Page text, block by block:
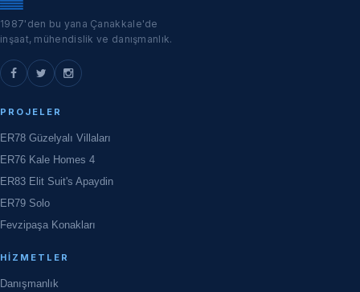
1987'den bu yana Çanakkale'de
inşaat, mühendislik ve danışmanlık.
PROJELER
ER78 Güzelyalı Villaları
ER76 Kale Homes 4
ER83 Elit Suit's Apaydin
ER79 Solo
Fevzipaşa Konakları
HIZMETLER
Danışmanlık